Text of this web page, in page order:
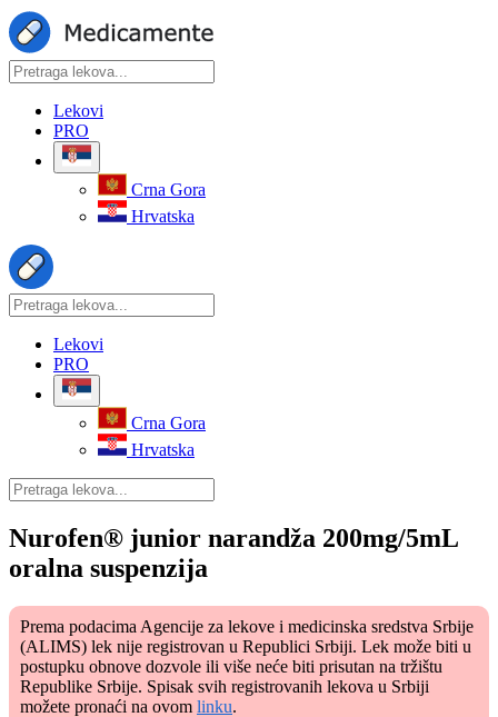
Lekovi
PRO
Crna Gora
Hrvatska
Lekovi
PRO
Crna Gora
Hrvatska
Nurofen® junior narandža 200mg/5mL
oralna suspenzija
Prema podacima Agencije za lekove i medicinska sredstva Srbije
(ALIMS) lek nije registrovan u Republici Srbiji. Lek može biti u
postupku obnove dozvole ili više neće biti prisutan na tržištu
Republike Srbije. Spisak svih registrovanih lekova u Srbiji
možete pronaći na ovom linku.